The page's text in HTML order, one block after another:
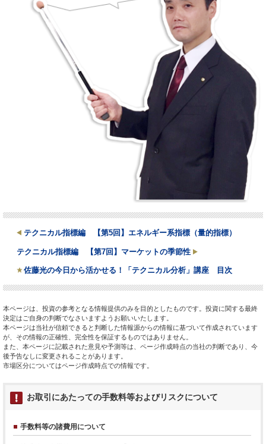
テクニカル指標編 【第5回】エネルギー系指標（量的指標）
テクニカル指標編 【第7回】マーケットの季節性
佐藤光の今日から活かせる！「テクニカル分析」講座 目次
本ページは、投資の参考となる情報提供のみを目的としたものです。投資に関する最終
決定はご自身の判断でなさいますようお願いいたします。
本ページは当社が信頼できると判断した情報源からの情報に基づいて作成されています
が、その情報の正確性、完全性を保証するものではありません。
また、本ページに記載された意見や予測等は、ページ作成時点の当社の判断であり、今
後予告なしに変更されることがあります。
市場区分についてはページ作成時点での情報です。
お取引にあたっての手数料等およびリスクについて
手数料等の諸費用について